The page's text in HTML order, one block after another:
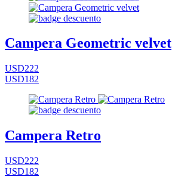
Campera Geometric velvet
USD222
USD182
Campera Retro
USD222
USD182